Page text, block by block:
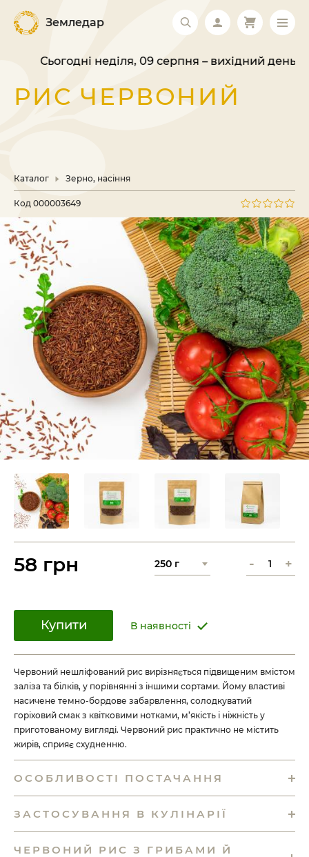
Земледар
Сьогодні неділя, 09 серпня – вихідний день.
РИС ЧЕРВОНИЙ
Каталог Зерно, насіння
Код 000003649
Червоний нешліфований рис вирізняється підвищеним вмістом
заліза та білків, у порівнянні з іншими сортами. Йому властиві
насичене темно-бордове забарвлення, солодкуватий
горіховий смак з квітковими нотками, м’якість і ніжність у
приготованому вигляді. Червоний рис практично не містить
жирів, сприяє схудненню.
ОСОБЛИВОСТІ ПОСТАЧАННЯ
ЗАСТОСУВАННЯ В КУЛІНАРІЇ
ЧЕРВОНИЙ РИС З ГРИБАМИ Й
58 грн - +
Купити В наявності